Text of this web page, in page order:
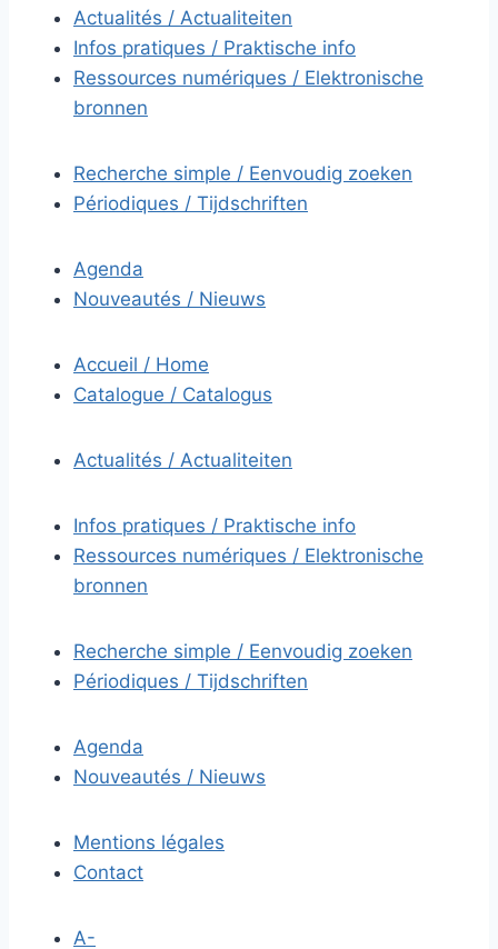
Actualités / Actualiteiten
Infos pratiques / Praktische info
Ressources numériques / Elektronische
bronnen
Recherche simple / Eenvoudig zoeken
Périodiques / Tijdschriften
Agenda
Nouveautés / Nieuws
Accueil / Home
Catalogue / Catalogus
Actualités / Actualiteiten
Infos pratiques / Praktische info
Ressources numériques / Elektronische
bronnen
Recherche simple / Eenvoudig zoeken
Périodiques / Tijdschriften
Agenda
Nouveautés / Nieuws
Mentions légales
Contact
A-